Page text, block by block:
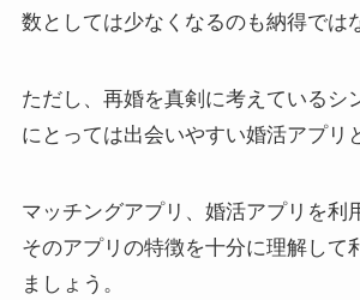
数としては少なくなるのも納得では
ただし、再婚を真剣に考えているシ
にとっては出会いやすい婚活アプリ
マッチングアプリ、婚活アプリを利
そのアプリの特徴を十分に理解して
ましょう。